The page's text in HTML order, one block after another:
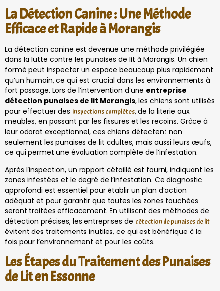
La Détection Canine : Une Méthode
Efficace et Rapide à Morangis
La détection canine est devenue une méthode privilégiée
dans la lutte contre les punaises de lit à Morangis. Un chien
formé peut inspecter un espace beaucoup plus rapidement
qu’un humain, ce qui est crucial dans les environnements à
fort passage. Lors de l’intervention d’une entreprise
détection punaises de lit Morangis, les chiens sont utilisés
pour effectuer des inspections complètes, de la literie aux
meubles, en passant par les fissures et les recoins. Grâce à
leur odorat exceptionnel, ces chiens détectent non
seulement les punaises de lit adultes, mais aussi leurs œufs,
ce qui permet une évaluation complète de l’infestation.
Après l’inspection, un rapport détaillé est fourni, indiquant les
zones infestées et le degré de l’infestation. Ce diagnostic
approfondi est essentiel pour établir un plan d’action
adéquat et pour garantir que toutes les zones touchées
seront traitées efficacement. En utilisant des méthodes de
détection précises, les entreprises de détection de punaises de lit
évitent des traitements inutiles, ce qui est bénéfique à la
fois pour l’environnement et pour les coûts.
Les Étapes du Traitement des Punaises
de Lit en Essonne